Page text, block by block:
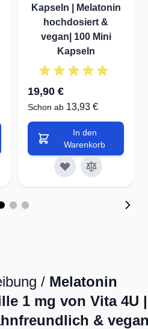
Kapseln | Melatonin
hochdosiert &
vegan| 100 Mini
Kapseln
19,90 €
Schon ab 13,93 €
In den
Warenkorb
/ Melatonin
1 mg von Vita 4U |
&